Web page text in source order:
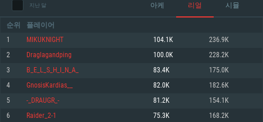
시스템 요구사항
지난 달 아케 리얼 시뮬
순위 플레이어
1 MIKUKNIGHT 104.1K 236.9K
2 Draglagandping 100.0K 228.2K
3 B_E_L_S_H_I_N_A_ 83.4K 175.0K
4 GnosisKardias__ 82.0K 182.6K
5 -_DRAUGR_- 81.2K 154.1K
6 Raider_2-1 75.3K 168.2K